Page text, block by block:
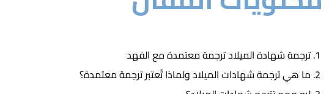
ترجمة شهادة الميلاد ترجمة معتمدة مع الفهد
ما هي ترجمة شهادات الميلاد ولماذا تُعتبر ترجمة معتمدة؟